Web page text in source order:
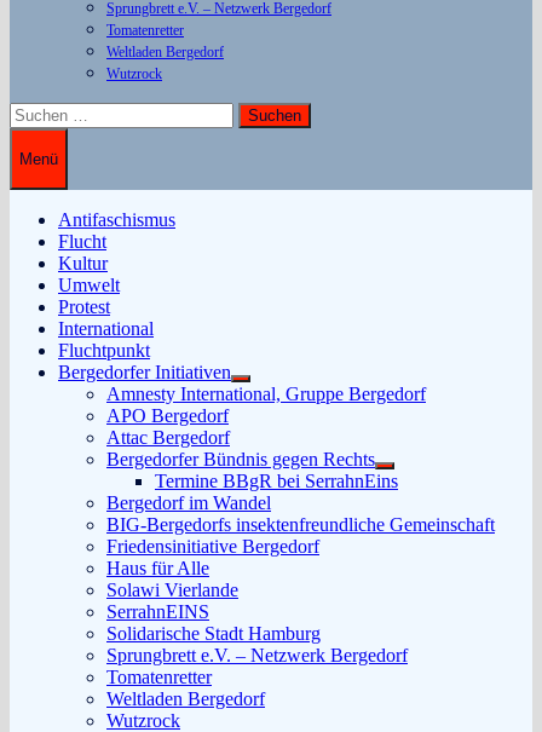
Sprungbrett e.V. – Netzwerk Bergedorf
Tomatenretter
Weltladen Bergedorf
Wutzrock
Suchen
nach:
Menü
Antifaschismus
Flucht
Kultur
Umwelt
Protest
International
Fluchtpunkt
Bergedorfer Initiativen
Untermenü
anzeigen
Amnesty International, Gruppe Bergedorf
APO Bergedorf
Attac Bergedorf
Bergedorfer Bündnis gegen Rechts
Untermenü
anzeigen
Termine BBgR bei SerrahnEins
Bergedorf im Wandel
BIG-Bergedorfs insektenfreundliche Gemeinschaft
Friedensinitiative Bergedorf
Haus für Alle
Solawi Vierlande
SerrahnEINS
Solidarische Stadt Hamburg
Sprungbrett e.V. – Netzwerk Bergedorf
Tomatenretter
Weltladen Bergedorf
Wutzrock